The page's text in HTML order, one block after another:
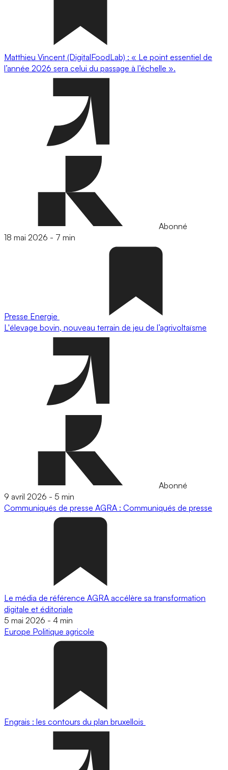
Matthieu Vincent (DigitalFoodLab) : « Le point essentiel de
l’année 2026 sera celui du passage à l’échelle ».
Abonné
18 mai 2026 - 7 min
Presse Energie
L'élevage bovin, nouveau terrain de jeu de l’agrivoltaïsme
Abonné
9 avril 2026 - 5 min
Communiqués de presse AGRA : Communiqués de presse
Le média de référence AGRA accélère sa transformation
digitale et éditoriale
5 mai 2026 - 4 min
Europe Politique agricole
Engrais : les contours du plan bruxellois